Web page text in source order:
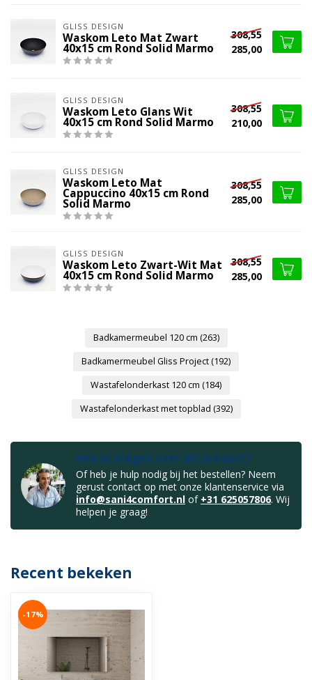
GLISS DESIGN
Waskom Leto Mat Zwart
40x15 cm Rond Solid Marmo
308,55
285,00
GLISS DESIGN
Waskom Leto Glans Wit
40x15 cm Rond Solid Marmo
308,55
210,00
GLISS DESIGN
Waskom Leto Mat
Cappuccino 40x15 cm Rond
Solid Marmo
308,55
285,00
GLISS DESIGN
Waskom Leto Zwart-Wit Mat
40x15 cm Rond Solid Marmo
308,55
285,00
Badkamermeubel 120 cm (263)
Badkamermeubel Gliss Project(192)
Wastafelonderkast 120 cm (184)
Wastafelonderkast met topblad (392)
Heb je vragen over dit product?
Of heb je hulp nodig bij het bestellen? Neem
gerust contact op met onze klantenservice via
info@sani4comfort.nl of +31 625057806. Wij
helpen je graag!
Recent bekeken
-17%